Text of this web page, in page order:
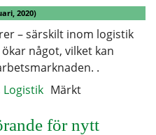
2020)
– särskilt inom logistik
något, vilket kan
.
Logistik Märkt
för nytt